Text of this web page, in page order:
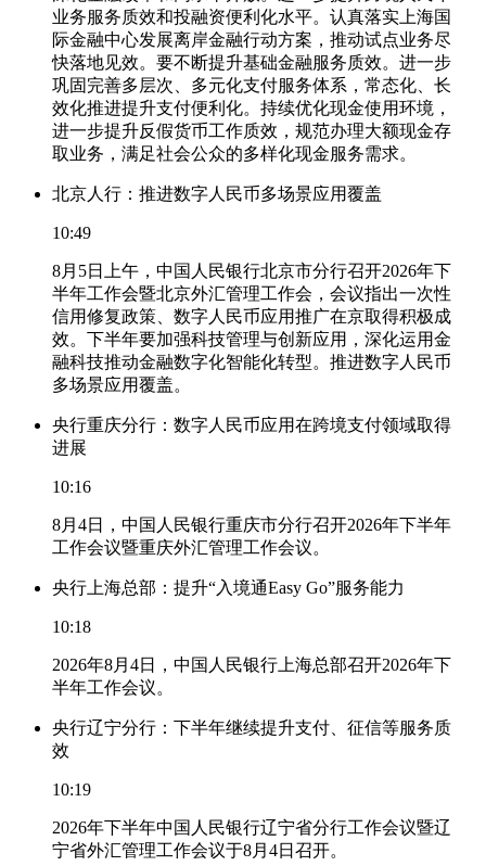
业务服务质效和投融资便利化水平。认真落实上海国
际金融中心发展离岸金融行动方案，推动试点业务尽
快落地见效。要不断提升基础金融服务质效。进一步
巩固完善多层次、多元化支付服务体系，常态化、长
效化推进提升支付便利化。持续优化现金使用环境，
进一步提升反假货币工作质效，规范办理大额现金存
取业务，满足社会公众的多样化现金服务需求。
北京人行：推进数字人民币多场景应用覆盖
10:49
8月5日上午，中国人民银行北京市分行召开2026年下
半年工作会暨北京外汇管理工作会，会议指出一次性
信用修复政策、数字人民币应用推广在京取得积极成
效。下半年要加强科技管理与创新应用，深化运用金
融科技推动金融数字化智能化转型。推进数字人民币
多场景应用覆盖。
央行重庆分行：数字人民币应用在跨境支付领域取得
进展
10:16
8月4日，中国人民银行重庆市分行召开2026年下半年
工作会议暨重庆外汇管理工作会议。
央行上海总部：提升“入境通Easy Go”服务能力
10:18
2026年8月4日，中国人民银行上海总部召开2026年下
半年工作会议。
央行辽宁分行：下半年继续提升支付、征信等服务质
效
10:19
2026年下半年中国人民银行辽宁省分行工作会议暨辽
宁省外汇管理工作会议于8月4日召开。